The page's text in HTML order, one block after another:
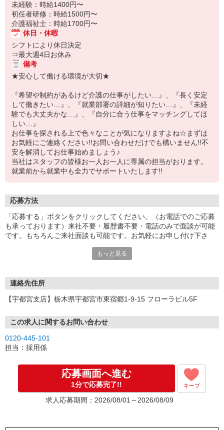
未経験：時給1400円〜
初任者研修：時給1500円〜
介護福祉士：時給1700円〜
休日・休暇
シフトにより休日決定
⇒最大週4日お休み
備考
★安心して働ける環境が大切★
『希望や制約があるけど介護の仕事がしたい…』、『長く安定
して働きたい…』、『就業部署の詳細が知りたい…』、『未経
験でも大丈夫かな…』、『自分に合う仕事をマッチングしてほ
しい…』
お仕事を探される上で色々なことが気になりますよね☆まずは
お気軽にご連絡ください!!お問い合わせだけでも構いません!!不
安を解消してお仕事始めましょう♪
当社はスタッフの皆様お一人お一人に専属の担当がおります。
就業前から就業中も全力でサポートいたします!!
応募方法
「応募する」ボタンをクリックしてください。（お電話でのご応募
も承っております）来社不要・履歴書不要・電話のみで面談が可能
です。もちろんご来社面談も可能です。お気軽にお申し付け下さ
もっと見る
連絡先住所
【宇都宮支店】栃木県宇都宮市東宿郷1-9-15 フローラビル5F
この求人に関するお問い合わせ
0120-445-101
担当：採用係
応募画面へ進む
1分で応募完了!! キープ
求人応募期間：2026/08/01～2026/08/09